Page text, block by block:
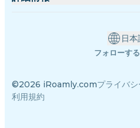
インド
著者チーム
©2026 iRoamly.comプライバ
利用規約
日本
フォローす